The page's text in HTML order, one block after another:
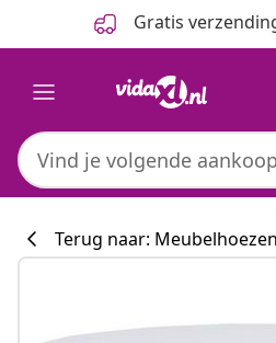
Gratis
Terug naar: Meubelhoezen